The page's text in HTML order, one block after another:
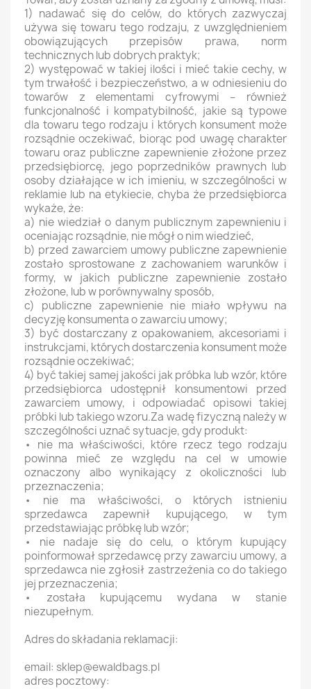
1) nadawać się do celów, do których zazwyczaj
używa się towaru tego rodzaju, z uwzględnieniem
obowiązujących przepisów prawa, norm
technicznych lub dobrych praktyk;
2) występować w takiej ilości i mieć takie cechy, w
tym trwałość i bezpieczeństwo, a w odniesieniu do
towarów z elementami cyfrowymi – również
funkcjonalność i kompatybilność, jakie są typowe
dla towaru tego rodzaju i których konsument może
rozsądnie oczekiwać, biorąc pod uwagę charakter
towaru oraz publiczne zapewnienie złożone przez
przedsiębiorcę, jego poprzedników prawnych lub
osoby działające w ich imieniu, w szczególności w
reklamie lub na etykiecie, chyba że przedsiębiorca
wykaże, że:
a) nie wiedział o danym publicznym zapewnieniu i
oceniając rozsądnie, nie mógł o nim wiedzieć,
b) przed zawarciem umowy publiczne zapewnienie
zostało sprostowane z zachowaniem warunków i
formy, w jakich publiczne zapewnienie zostało
złożone, lub w porównywalny sposób,
c) publiczne zapewnienie nie miało wpływu na
decyzję konsumenta o zawarciu umowy;
3) być dostarczany z opakowaniem, akcesoriami i
instrukcjami, których dostarczenia konsument może
rozsądnie oczekiwać;
4) być takiej samej jakości jak próbka lub wzór, które
przedsiębiorca udostępnił konsumentowi przed
zawarciem umowy, i odpowiadać opisowi takiej
próbki lub takiego wzoru.Za wadę fizyczną należy w
szczególności uznać sytuacje, gdy produkt:
• nie ma właściwości, które rzecz tego rodzaju
powinna mieć ze względu na cel w umowie
oznaczony albo wynikający z okoliczności lub
przeznaczenia;
• nie ma właściwości, o których istnieniu
sprzedawca zapewnił kupującego, w tym
przedstawiając próbkę lub wzór;
• nie nadaje się do celu, o którym kupujący
poinformował sprzedawcę przy zawarciu umowy, a
sprzedawca nie zgłosił zastrzeżenia co do takiego
jej przeznaczenia;
• została kupującemu wydana w stanie
niezupełnym.
Adres do składania reklamacji:
email: sklep@ewaldbags.pl
adres pocztowy: